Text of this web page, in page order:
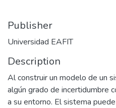
Publisher
Universidad EAFIT
Description
Al construir un modelo de un
algún grado de incertidumbre
a su entorno. El sistema